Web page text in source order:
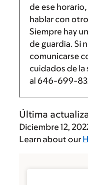
de ese
hablar con
Siempre hay
de guardia. Si
comunicarse
cuidados de la
al 646-699-
Última
Diciembre 12,
Learn about our